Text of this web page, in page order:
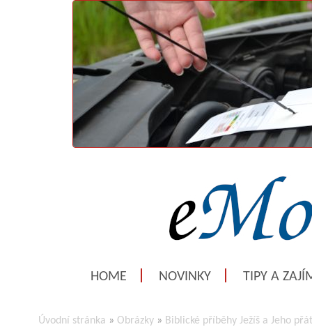
HOME NOVINKY TIPY A
Úvodní stránka » Obrázky » Biblické příběhy Ježíš a Jeho